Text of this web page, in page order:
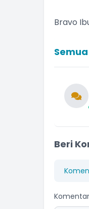
Bravo
Beri
Komentar